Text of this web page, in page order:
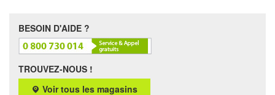
BESOIN D'AIDE ?
TROUVEZ-NOUS !
Voir tous les magasins